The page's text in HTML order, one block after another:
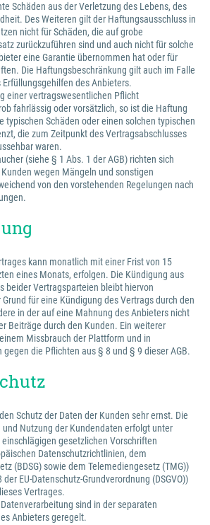
Schäden aus der Verletzung des Lebens, des
Des Weiteren gilt der Haftungsausschluss in
nicht für Schäden, die auf grobe
zurückzuführen sind und auch nicht für solche
eine Garantie übernommen hat oder für
Die Haftungsbeschränkung gilt auch im Falle
des Anbieters.
einer vertragswesentlichen Pflicht
fahrlässig oder vorsätzlich, so ist die Haftung
typischen Schäden oder einen solchen typischen
die zum Zeitpunkt des Vertragsabschlusses
waren.
(siehe § 1 Abs. 1 der AGB) richten sich
wegen Mängeln und sonstigen
von den vorstehenden Regelungen nach
kann monatlich mit einer Frist von 15
eines Monats, erfolgen. Die Kündigung aus
beider Vertragsparteien bleibt hiervon
für eine Kündigung des Vertrags durch den
in der auf eine Mahnung des Anbieters nicht
Beiträge durch den Kunden. Ein weiterer
Missbrauch der Plattform und in
die Pflichten aus § 8 und § 9 dieser AGB.
Schutz der Daten der Kunden sehr ernst. Die
und Nutzung der Kundendaten erfolgt unter
gesetzlichen Vorschriften
Datenschutzrichtlinien, dem
(BDSG) sowie dem Telemediengesetz (TMG))
EU-Datenschutz-Grundverordnung (DSGVO))
Vertrages.
sind in der separaten
Anbieters geregelt.